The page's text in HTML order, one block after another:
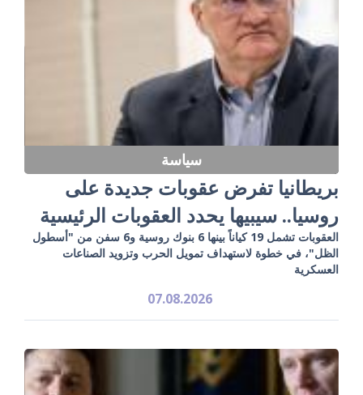
سياسة
بريطانيا تفرض عقوبات جديدة على
روسيا.. سيبيها يحدد العقوبات الرئيسية
العقوبات تشمل 19 كياناً بينها 6 بنوك روسية و6 سفن من "أسطول
الظل"، في خطوة لاستهداف تمويل الحرب وتزويد الصناعات
العسكرية
07.08.2026